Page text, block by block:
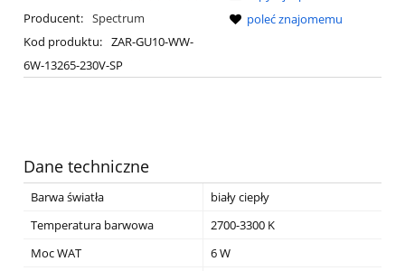
Producent: Spectrum
Kod produktu: ZAR-GU10-WW-
6W-13265-230V-SP
poleć znajomemu
Dane techniczne
Barwa światła
biały ciepły
Temperatura barwowa
2700-3300 K
Moc WAT
6 W